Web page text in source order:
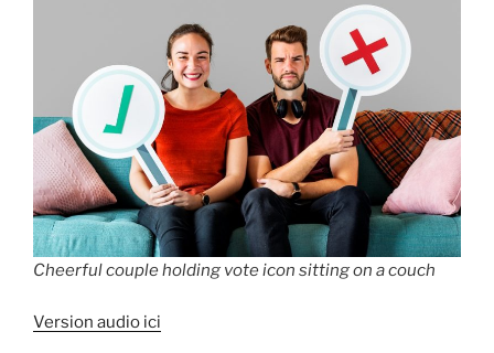
Cheerful couple holding vote icon sitting on a couch
Version audio ici